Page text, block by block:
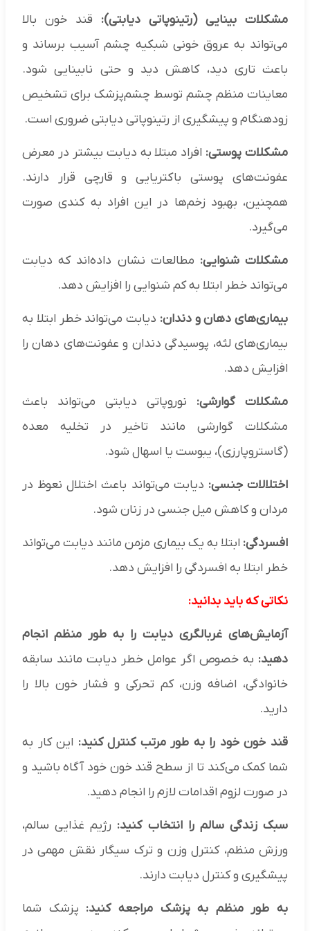
مشکلات بینایی (رتینوپاتی دیابتی): قند خون بالا
می‌تواند به عروق خونی شبکیه چشم آسیب برساند و
باعث تاری دید، کاهش دید و حتی نابینایی شود.
معاینات منظم چشم توسط چشم‌پزشک برای تشخیص
زودهنگام و پیشگیری از رتینوپاتی دیابتی ضروری است.
مشکلات پوستی: افراد مبتلا به دیابت بیشتر در معرض
عفونت‌های پوستی باکتریایی و قارچی قرار دارند.
همچنین، بهبود زخم‌ها در این افراد به کندی صورت
می‌گیرد.
مشکلات شنوایی: مطالعات نشان داده‌اند که دیابت
می‌تواند خطر ابتلا به کم شنوایی را افزایش دهد.
بیماری‌های دهان و دندان: دیابت می‌تواند خطر ابتلا به
بیماری‌های لثه، پوسیدگی دندان و عفونت‌های دهان را
افزایش دهد.
مشکلات گوارشی: نوروپاتی دیابتی می‌تواند باعث
مشکلات گوارشی مانند تاخیر در تخلیه معده
(گاستروپارزی)، یبوست یا اسهال شود.
اختلالات جنسی: دیابت می‌تواند باعث اختلال نعوظ در
مردان و کاهش میل جنسی در زنان شود.
افسردگی: ابتلا به یک بیماری مزمن مانند دیابت می‌تواند
خطر ابتلا به افسردگی را افزایش دهد.
نکاتی که باید بدانید:
آزمایش‌های غربالگری دیابت را به طور منظم انجام
دهید: به خصوص اگر عوامل خطر دیابت مانند سابقه
خانوادگی، اضافه وزن، کم تحرکی و فشار خون بالا را
دارید.
قند خون خود را به طور مرتب کنترل کنید: این کار به
شما کمک می‌کند تا از سطح قند خون خود آگاه باشید و
در صورت لزوم اقدامات لازم را انجام دهید.
سبک زندگی سالم را انتخاب کنید: رژیم غذایی سالم،
ورزش منظم، کنترل وزن و ترک سیگار نقش مهمی در
پیشگیری و کنترل دیابت دارند.
به طور منظم به پزشک مراجعه کنید: پزشک شما